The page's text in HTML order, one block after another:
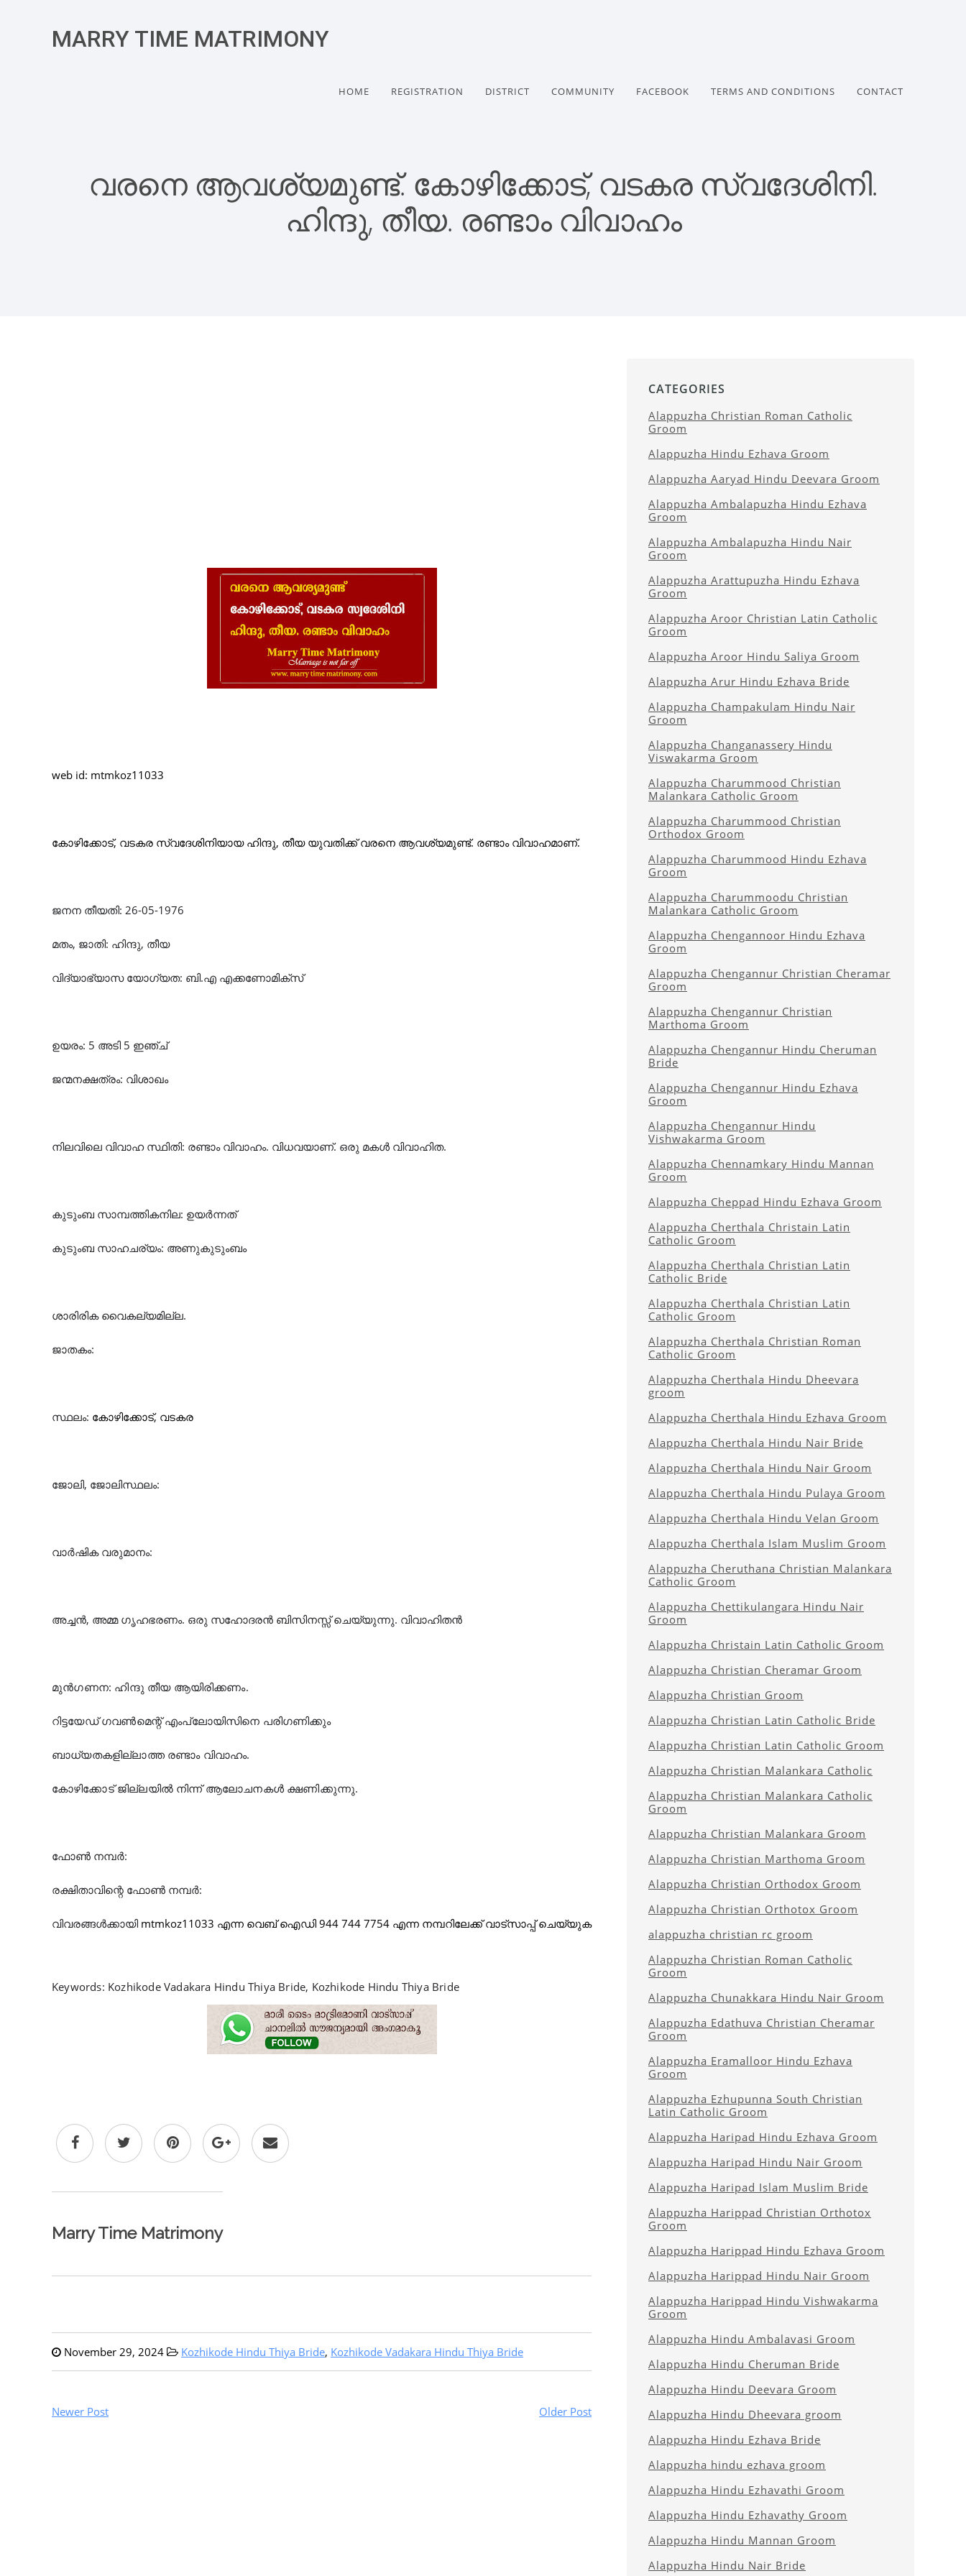
MARRY TIME MATRIMONY
HOME REGISTRATION DISTRICT COMMUNITY FACEBOOK TERMS AND CONDITIONS CONTACT
വരനെ ആവശ്യമുണ്ട്. കോഴിക്കോട്, വടകര സ്വദേശിനി.
ഹിന്ദു, തീയ. രണ്ടാം വിവാഹം
web id: mtmkoz11033
കോഴിക്കോട്, വടകര സ്വദേശിനിയായ ഹിന്ദു, തീയ യുവതിക്ക് വരനെ ആവശ്യമുണ്ട്. രണ്ടാം വിവാഹമാണ്.
ജനന തീയതി: 26-05-1976
മതം, ജാതി: ഹിന്ദു, തീയ
വിദ്യാഭ്യാസ യോഗ്യത: ബി.എ എക്കണോമിക്സ്
ഉയരം: 5 അടി 5 ഇഞ്ച്
ജന്മനക്ഷത്രം: വിശാഖം
നിലവിലെ വിവാഹ സ്ഥിതി: രണ്ടാം വിവാഹം. വിധവയാണ്. ഒരു മകൾ വിവാഹിത.
കുടുംബ സാമ്പത്തികനില: ഉയർന്നത്
കുടുംബ സാഹചര്യം: അണുകുടുംബം
ശാരിരിക വൈകല്യമില്ല.
ജാതകം:
സ്ഥലം: കോഴിക്കോട്, വടകര
ജോലി, ജോലിസ്ഥലം:
വാർഷിക വരുമാനം:
അച്ചൻ, അമ്മ ഗൃഹഭരണം. ഒരു സഹോദരൻ ബിസിനസ്സ് ചെയ്യുന്നു. വിവാഹിതൻ
മുൻ‌ഗണന: ഹിന്ദു തീയ ആയിരിക്കണം.
റിട്ടയേഡ് ഗവൺ‌മെന്റ് എം‌പ്ലോയിസിനെ പരിഗണിക്കും
ബാധ്യതകളില്ലാത്ത രണ്ടാം വിവാഹം.
കോഴിക്കോട് ജില്ലയിൽ നിന്ന് ആലോചനകൾ ക്ഷണിക്കുന്നു.
ഫോൺ നമ്പർ:
രക്ഷിതാവിന്റെ ഫോൺ നമ്പർ:
വിവരങ്ങൾക്കായി mtmkoz11033 എന്ന വെബ് ഐഡി 944 744 7754 എന്ന നമ്പറിലേക്ക് വാട്‌സാപ്പ് ചെയ്യുക
Keywords: Kozhikode Vadakara Hindu Thiya Bride, Kozhikode Hindu Thiya Bride
Marry Time Matrimony
November 29, 2024 Kozhikode Hindu Thiya Bride, Kozhikode Vadakara Hindu Thiya Bride
Newer Post Older Post
CATEGORIES
Alappuzha Christian Roman Catholic
Groom
Alappuzha Hindu Ezhava Groom
Alappuzha Aaryad Hindu Deevara Groom
Alappuzha Ambalapuzha Hindu Ezhava
Groom
Alappuzha Ambalapuzha Hindu Nair
Groom
Alappuzha Arattupuzha Hindu Ezhava
Groom
Alappuzha Aroor Christian Latin Catholic
Groom
Alappuzha Aroor Hindu Saliya Groom
Alappuzha Arur Hindu Ezhava Bride
Alappuzha Champakulam Hindu Nair
Groom
Alappuzha Changanassery Hindu
Viswakarma Groom
Alappuzha Charummood Christian
Malankara Catholic Groom
Alappuzha Charummood Christian
Orthodox Groom
Alappuzha Charummood Hindu Ezhava
Groom
Alappuzha Charummoodu Christian
Malankara Catholic Groom
Alappuzha Chengannoor Hindu Ezhava
Groom
Alappuzha Chengannur Christian Cheramar
Groom
Alappuzha Chengannur Christian
Marthoma Groom
Alappuzha Chengannur Hindu Cheruman
Bride
Alappuzha Chengannur Hindu Ezhava
Groom
Alappuzha Chengannur Hindu
Vishwakarma Groom
Alappuzha Chennamkary Hindu Mannan
Groom
Alappuzha Cheppad Hindu Ezhava Groom
Alappuzha Cherthala Christain Latin
Catholic Groom
Alappuzha Cherthala Christian Latin
Catholic Bride
Alappuzha Cherthala Christian Latin
Catholic Groom
Alappuzha Cherthala Christian Roman
Catholic Groom
Alappuzha Cherthala Hindu Dheevara
groom
Alappuzha Cherthala Hindu Ezhava Groom
Alappuzha Cherthala Hindu Nair Bride
Alappuzha Cherthala Hindu Nair Groom
Alappuzha Cherthala Hindu Pulaya Groom
Alappuzha Cherthala Hindu Velan Groom
Alappuzha Cherthala Islam Muslim Groom
Alappuzha Cheruthana Christian Malankara
Catholic Groom
Alappuzha Chettikulangara Hindu Nair
Groom
Alappuzha Christain Latin Catholic Groom
Alappuzha Christian Cheramar Groom
Alappuzha Christian Groom
Alappuzha Christian Latin Catholic Bride
Alappuzha Christian Latin Catholic Groom
Alappuzha Christian Malankara Catholic
Alappuzha Christian Malankara Catholic
Groom
Alappuzha Christian Malankara Groom
Alappuzha Christian Marthoma Groom
Alappuzha Christian Orthodox Groom
Alappuzha Christian Orthotox Groom
alappuzha christian rc groom
Alappuzha Christian Roman Catholic
Groom
Alappuzha Chunakkara Hindu Nair Groom
Alappuzha Edathuva Christian Cheramar
Groom
Alappuzha Eramalloor Hindu Ezhava
Groom
Alappuzha Ezhupunna South Christian
Latin Catholic Groom
Alappuzha Haripad Hindu Ezhava Groom
Alappuzha Haripad Hindu Nair Groom
Alappuzha Haripad Islam Muslim Bride
Alappuzha Harippad Christian Orthotox
Groom
Alappuzha Harippad Hindu Ezhava Groom
Alappuzha Harippad Hindu Nair Groom
Alappuzha Harippad Hindu Vishwakarma
Groom
Alappuzha Hindu Ambalavasi Groom
Alappuzha Hindu Cheruman Bride
Alappuzha Hindu Deevara Groom
Alappuzha Hindu Dheevara groom
Alappuzha Hindu Ezhava Bride
Alappuzha hindu ezhava groom
Alappuzha Hindu Ezhavathi Groom
Alappuzha Hindu Ezhavathy Groom
Alappuzha Hindu Mannan Groom
Alappuzha Hindu Nair Bride